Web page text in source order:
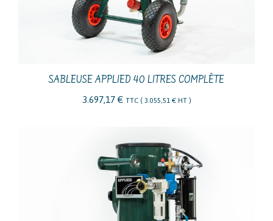
SABLEUSE APPLIED 40 LITRES COMPLÈTE
3.697,17 € TTC ( 3.055,51 €HT )